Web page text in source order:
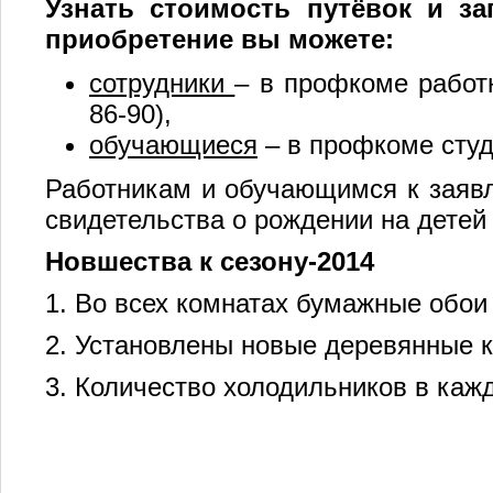
Узнать стоимость путёвок и
приобретение вы можете:
сотрудники– в профкоме
86-90),
обучающиеся – в профкоме
Работникам и обучающимся к
свидетельства о рождении на
Новшества к сезону-2014
1. Во всех комнатах бумажные
2. Установлены новые деревянные
3. Количество холодильников в